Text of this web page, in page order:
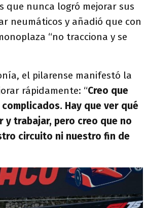
que nunca logró mejorar sus
neumáticos y añadió que con
“no tracciona y se
el pilarense manifestó la
rápidamente: “Creo que
Hay que ver qué
y trabajar, pero creo que no
circuito ni nuestro fin de